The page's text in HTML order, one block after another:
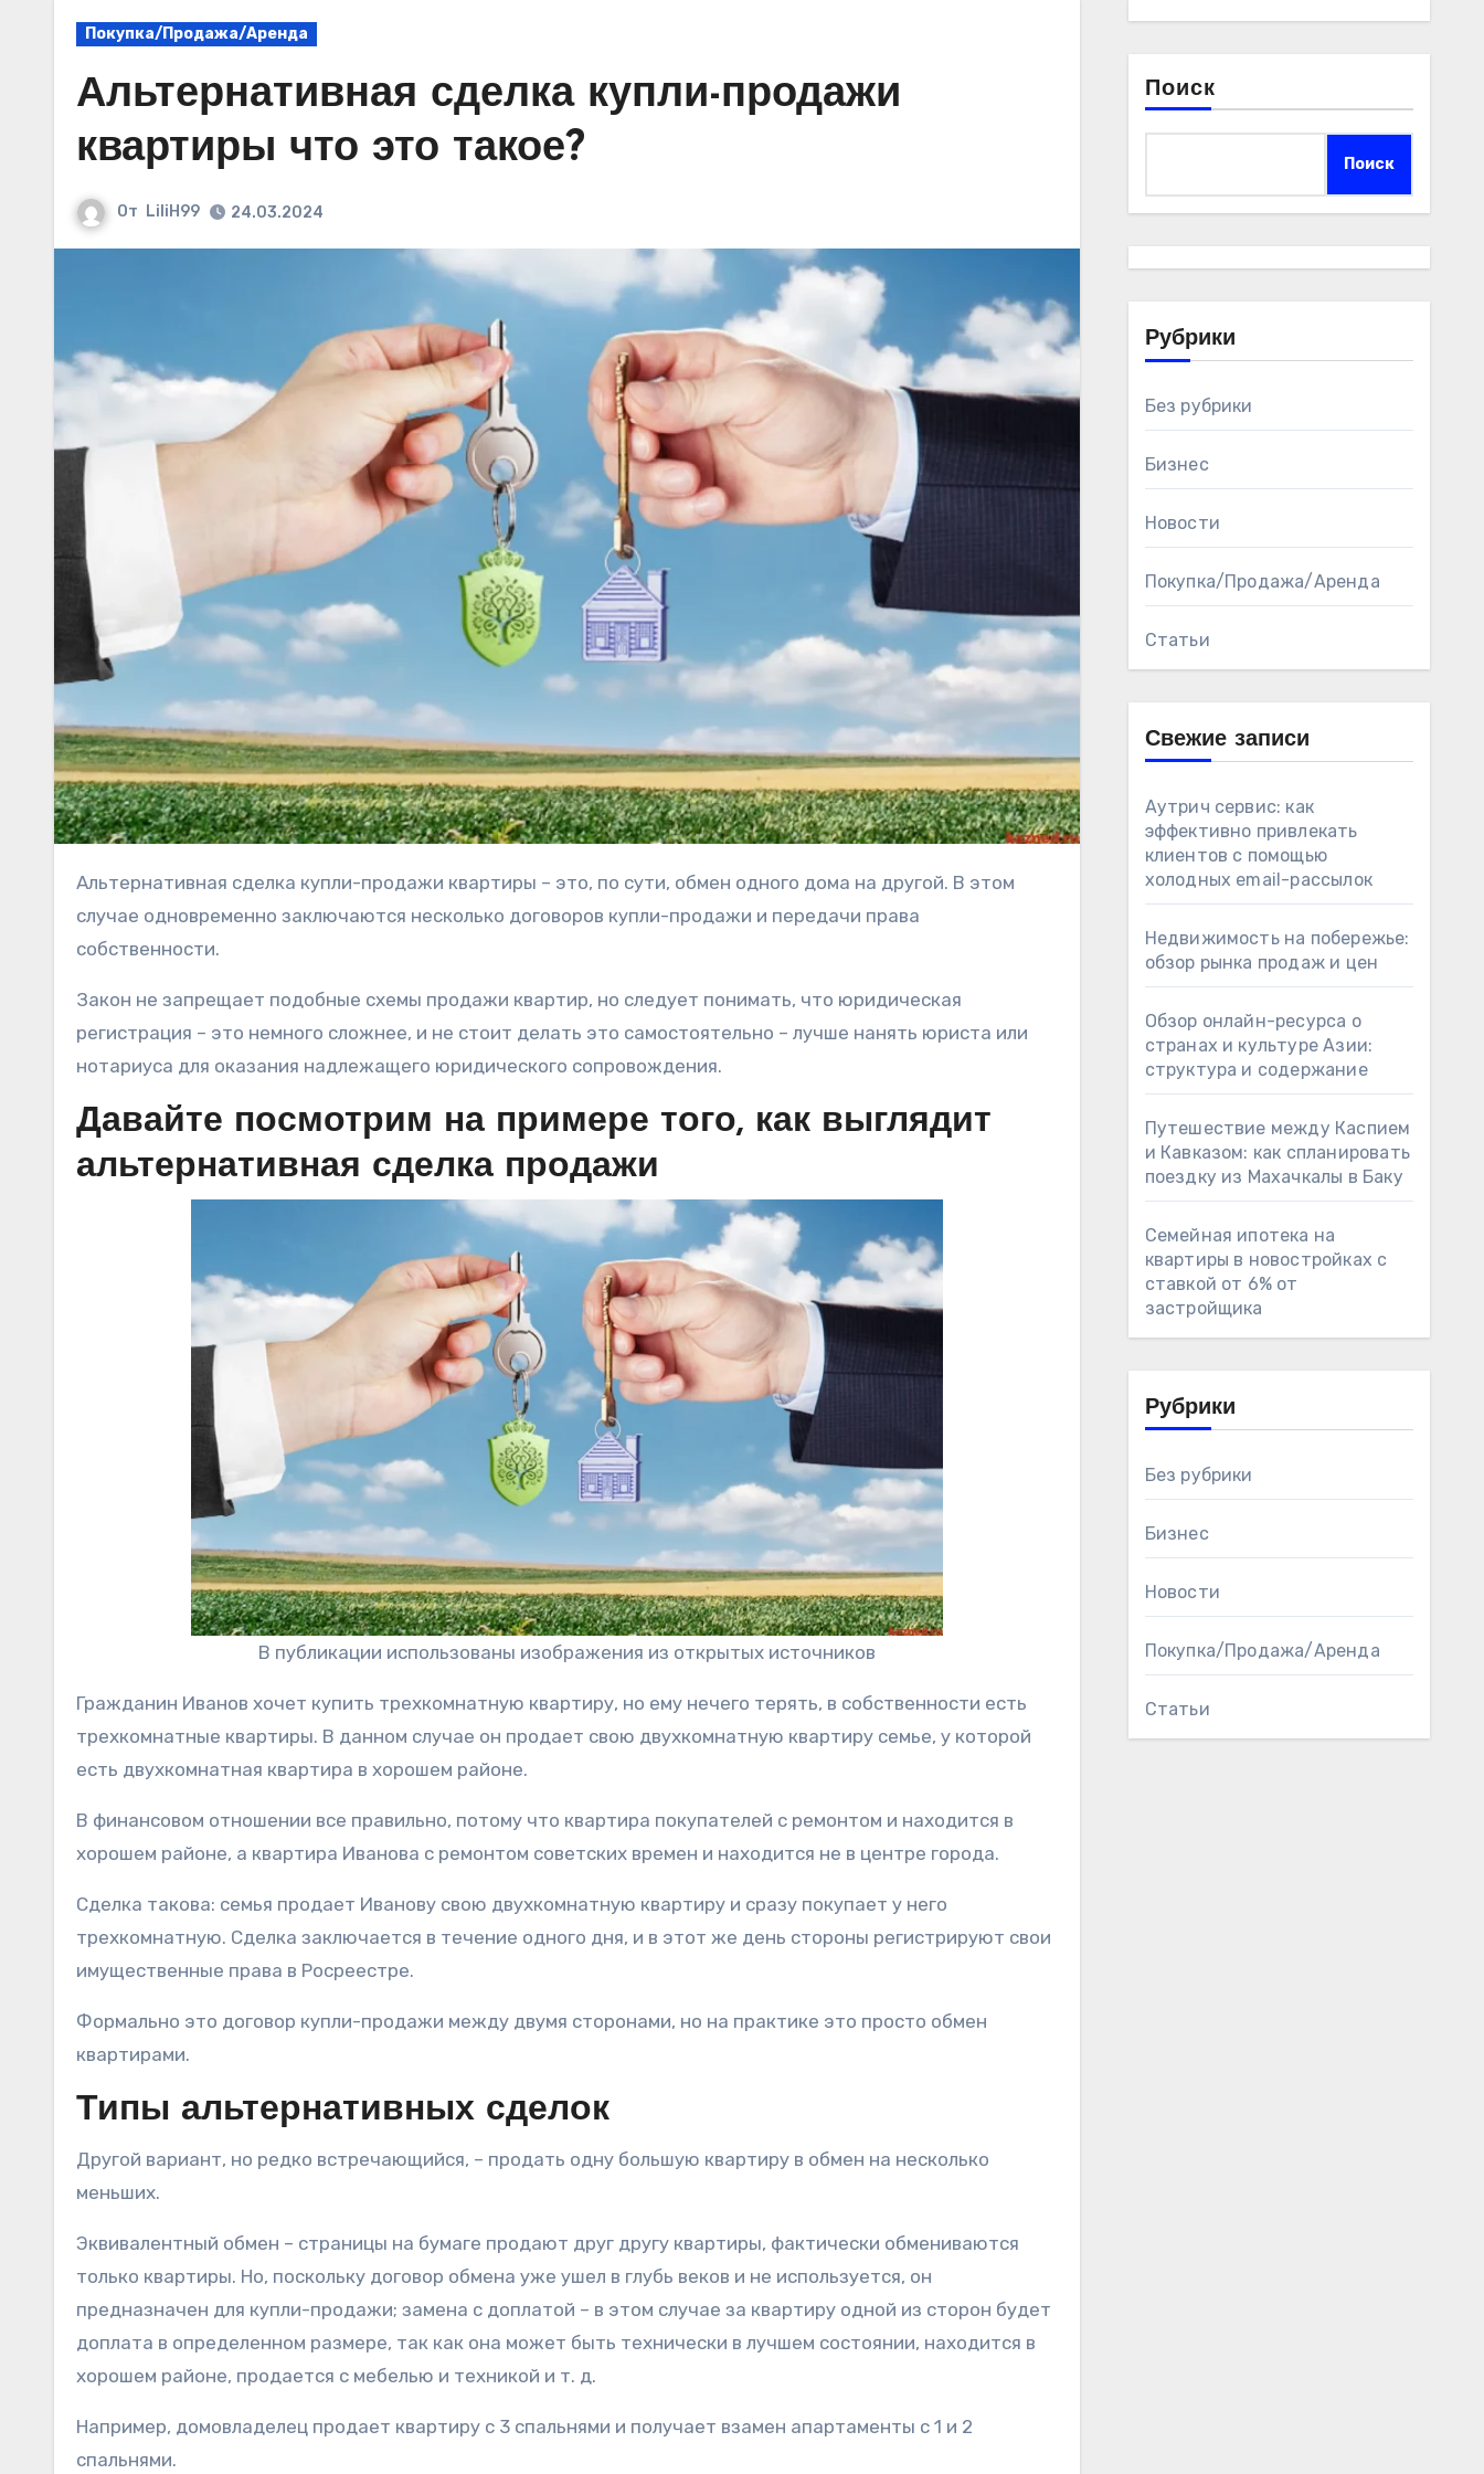
Покупка/Продажа/Аренда
Альтернативная сделка купли-продажи
квартиры что это такое?
От LiliH99 24.03.2024
Альтернативная сделка купли-продажи квартиры – это, по сути, обмен одного дома на другой. В этом
случае одновременно заключаются несколько договоров купли-продажи и передачи права
собственности.
Закон не запрещает подобные схемы продажи квартир, но следует понимать, что юридическая
регистрация – это немного сложнее, и не стоит делать это самостоятельно – лучше нанять юриста или
нотариуса для оказания надлежащего юридического сопровождения.
Давайте посмотрим на примере того, как выглядит
альтернативная сделка продажи
В публикации использованы изображения из открытых источников
Гражданин Иванов хочет купить трехкомнатную квартиру, но ему нечего терять, в собственности есть
трехкомнатные квартиры. В данном случае он продает свою двухкомнатную квартиру семье, у которой
есть двухкомнатная квартира в хорошем районе.
В финансовом отношении все правильно, потому что квартира покупателей с ремонтом и находится в
хорошем районе, а квартира Иванова с ремонтом советских времен и находится не в центре города.
Сделка такова: семья продает Иванову свою двухкомнатную квартиру и сразу покупает у него
трехкомнатную. Сделка заключается в течение одного дня, и в этот же день стороны регистрируют свои
имущественные права в Росреестре.
Формально это договор купли-продажи между двумя сторонами, но на практике это просто обмен
квартирами.
Типы альтернативных сделок
Другой вариант, но редко встречающийся, – продать одну большую квартиру в обмен на несколько
меньших.
Эквивалентный обмен – страницы на бумаге продают друг другу квартиры, фактически обмениваются
только квартиры. Но, поскольку договор обмена уже ушел в глубь веков и не используется, он
предназначен для купли-продажи; замена с доплатой – в этом случае за квартиру одной из сторон будет
доплата в определенном размере, так как она может быть технически в лучшем состоянии, находится в
хорошем районе, продается с мебелью и техникой и т. д.
Например, домовладелец продает квартиру с 3 спальнями и получает взамен апартаменты с 1 и 2
спальнями.
Поиск
Поиск
Рубрики
Без рубрики
Бизнес
Новости
Покупка/Продажа/Аренда
Статьи
Свежие записи
Аутрич сервис: как
эффективно привлекать
клиентов с помощью
холодных email-рассылок
Недвижимость на побережье:
обзор рынка продаж и цен
Обзор онлайн-ресурса о
странах и культуре Азии:
структура и содержание
Путешествие между Каспием
и Кавказом: как спланировать
поездку из Махачкалы в Баку
Семейная ипотека на
квартиры в новостройках с
ставкой от 6% от
застройщика
Рубрики
Без рубрики
Бизнес
Новости
Покупка/Продажа/Аренда
Статьи